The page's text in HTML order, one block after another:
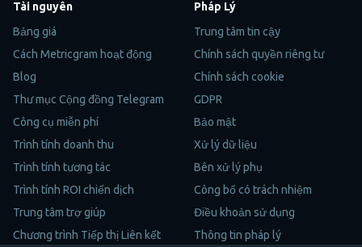
Tài nguyên
Bảng giá
Cách Metricgram hoạt động
Blog
Thư mục Cộng đồng Telegram
Công cụ miễn phí
Trình tính doanh thu
Trình tính tương tác
Trình tính ROI chiến dịch
Trung tâm trợ giúp
Chương trình Tiếp thị Liên kết
Pháp Lý
Trung tâm tin cậy
Chính sách quyền riêng tư
Chính sách cookie
GDPR
Bảo mật
Xử lý dữ liệu
Bên xử lý phụ
Công bố có trách nhiệm
Điều khoản sử dụng
Thông tin pháp lý